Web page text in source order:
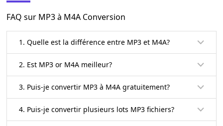
FAQ sur MP3 à M4A Conversion
1. Quelle est la différence entre MP3 et M4A?
2. Est MP3 or M4A meilleur?
3. Puis-je convertir MP3 à M4A gratuitement?
4. Puis-je convertir plusieurs lots MP3 fichiers?